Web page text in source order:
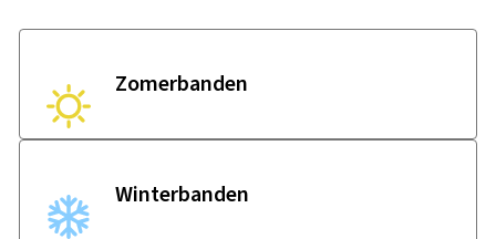
Zomerbanden
Winterbanden